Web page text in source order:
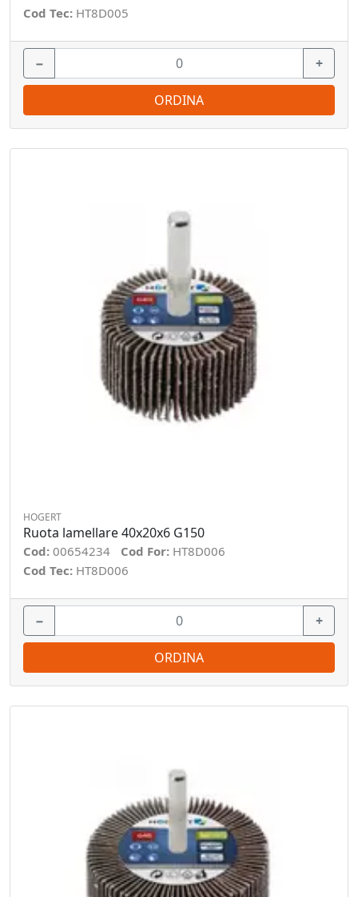
Cod Tec: HT8D005
− +
ORDINA
HOGERT
Ruota lamellare 40x20x6 G150
Cod: 00654234 Cod For: HT8D006
Cod Tec: HT8D006
− +
ORDINA